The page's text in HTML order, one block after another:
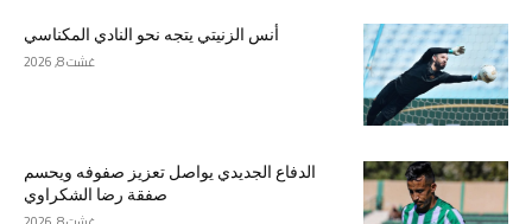
أنس الزنيتي يتجه نحو النادي المكناسي
غشت 8, 2026
الدفاع الجديدي يواصل تعزيز صفوفه ويحسم
صفقة رضا الشكراوي